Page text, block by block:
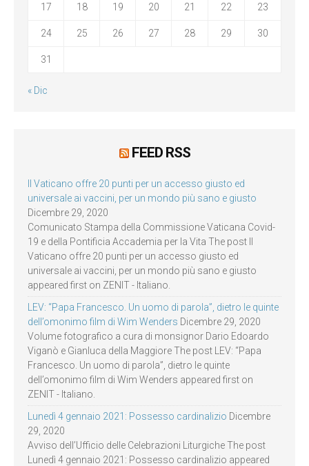
17 18 19 20 21 22 23
24 25 26 27 28 29 30
31
« Dic
FEED RSS
Il Vaticano offre 20 punti per un accesso giusto ed
universale ai vaccini, per un mondo più sano e giusto
Dicembre 29, 2020
Comunicato Stampa della Commissione Vaticana Covid-
19 e della Pontificia Accademia per la Vita The post Il
Vaticano offre 20 punti per un accesso giusto ed
universale ai vaccini, per un mondo più sano e giusto
appeared first on ZENIT - Italiano.
LEV: “Papa Francesco. Un uomo di parola”, dietro le quinte
dell’omonimo film di Wim Wenders Dicembre 29, 2020
Volume fotografico a cura di monsignor Dario Edoardo
Viganò e Gianluca della Maggiore The post LEV: “Papa
Francesco. Un uomo di parola”, dietro le quinte
dell’omonimo film di Wim Wenders appeared first on
ZENIT - Italiano.
Lunedì 4 gennaio 2021: Possesso cardinalizio Dicembre
29, 2020
Avviso dell’Ufficio delle Celebrazioni Liturgiche The post
Lunedì 4 gennaio 2021: Possesso cardinalizio appeared